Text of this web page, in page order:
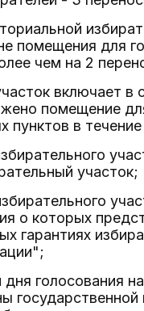
помещения для
чем на 2
включает в
помещение
пунктов в
участок;
о которых
гарантиях
голосования